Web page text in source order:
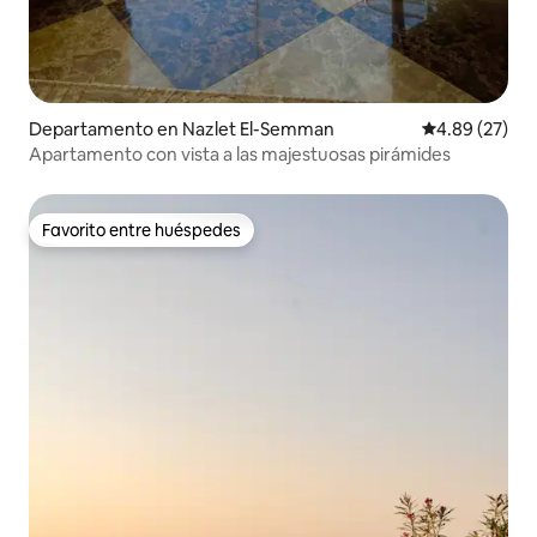
Departamento en Nazlet El-Semman Calificación
4.89 (27)
Apartamento con vista a las majestuosas pirámides
Favorito entre huéspedes
Favorito entre huéspedes